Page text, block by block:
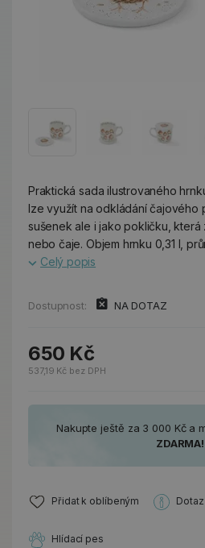
Praktická sada ilustrovaného
lze využít na odkládání čajového
sušenek ale i jako pokličku, která
nebo čaje. Objem hrnku 0,31 l,
Celý popis
Dostupnost: NA DOTAZ
650 Kč
537,19 Kč bez DPH
Nakupte ještě za 3 000 Kč a
ZDARMA!
Přidat k oblíbeným
Hlídací pes